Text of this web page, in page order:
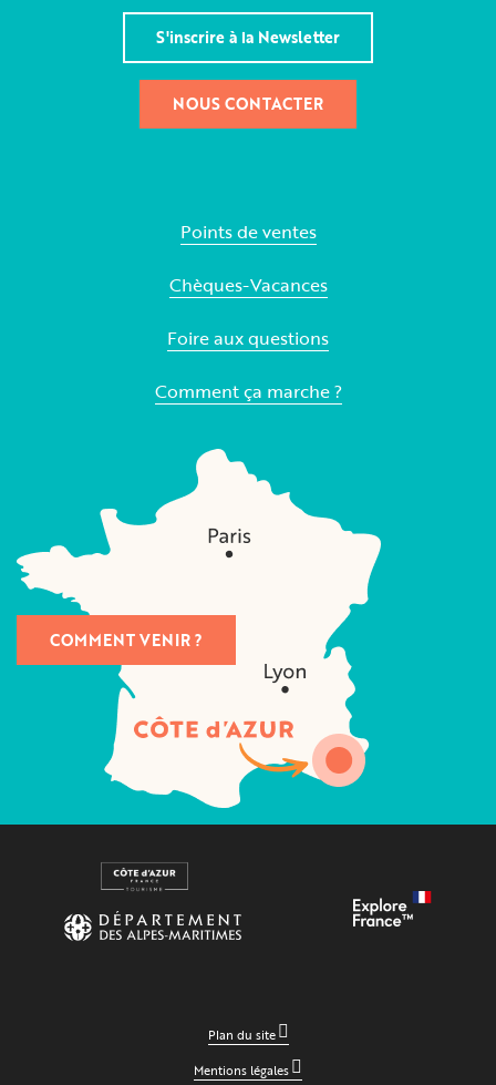
S'inscrire à la Newsletter
NOUS CONTACTER
Points de ventes
Chèques-Vacances
Foire aux questions
Comment ça marche ?
COMMENT VENIR ?
Plan du site
Mentions légales